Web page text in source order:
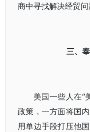
商中寻找解决经贸问
三、
美国一些人在“
政策，一方面将国
用单边手段打压他